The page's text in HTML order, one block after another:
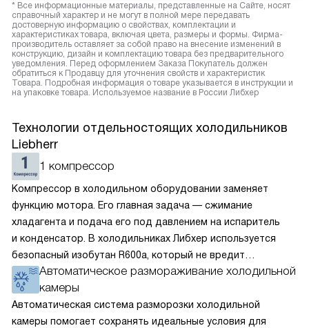
* Все информационные материалы, представленные на Сайте, носят
справочный характер и не могут в полной мере передавать
достоверную информацию о свойствах, комплектации и
характеристиках товара, включая цвета, размеры и формы. Фирма-
производитель оставляет за собой право на внесение изменений в
конструкцию, дизайн и комплектацию товара без предварительного
уведомления. Перед оформлением Заказа Покупатель должен
обратиться к Продавцу для уточнения свойств и характеристик
Товара. Подробная информация о товаре указывается в инструкции и
на упаковке товара. Используемое название в России Либхер
Технологии отдельностоящих холодильников
Liebherr
1 компрессор
Компрессор в холодильном оборудовании заменяет
функцию мотора. Его главная задача — сжимание
хладагента и подача его под давлением на испаритель
и конденсатор. В холодильниках Либхер используется
безопасный изобутан R600a, который не вредит
окружающей среде. Компрессор перегоняет его
по охладительному контуру по принципу насоса. Чем
лучше работает «мотор» прибора, тем качественнее
и быстрее происходит охлаждение, затрачивается
Автоматическое размораживание холодильной
камеры
Автоматическая система разморозки холодильной
камеры помогает сохранять идеальные условия для